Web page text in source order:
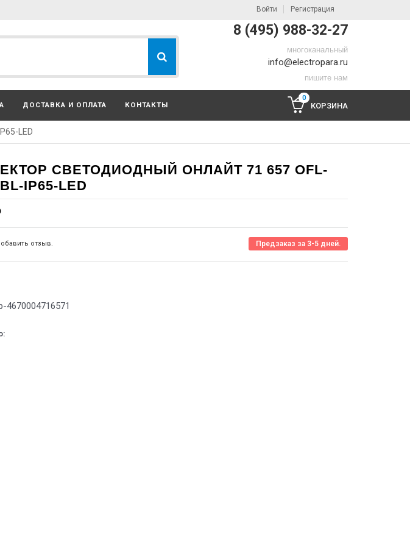
Войти Регистрация
8 (495) 988-32-27
многоканальный
info@electropara.ru
пишите нам
ДОСТАВКА И ОПЛАТА КОНТАКТЫ
0
КОРЗИНА
LED
СВЕТОДИОДНЫЙ ОНЛАЙТ 71 657 OFL-
IP65-LED
отзыв. Предзаказ за 3-5 дней.
4670004716571